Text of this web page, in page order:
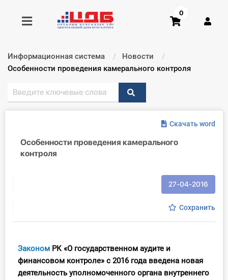
Получить консультацию
Купить доступ
Формы
Вебинары
0
Информационная система
Новости
Текущий:
Особенности проведения камерального контроля
Скачать word
Особенности проведения камерального
контроля
27-04-2016
Сохранить
Законом РК «О государственном аудите и
финансовом контроле» с 2016 года введена новая
деятельность уполномоченного органа внутреннего